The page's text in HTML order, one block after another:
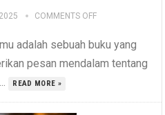
COMMENTS OFF
adalah sebuah buku yang
pesan mendalam tentang
READ MORE »